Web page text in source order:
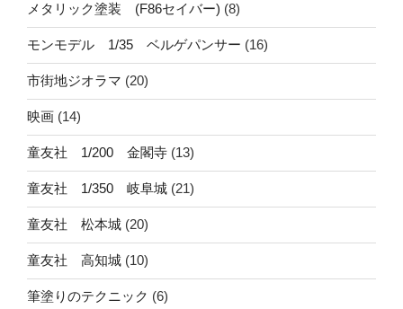
メタリック塗装 (F86セイバー) (8)
モンモデル 1/35 ベルゲパンサー (16)
市街地ジオラマ (20)
映画 (14)
童友社 1/200 金閣寺 (13)
童友社 1/350 岐阜城 (21)
童友社 松本城 (20)
童友社 高知城 (10)
筆塗りのテクニック (6)